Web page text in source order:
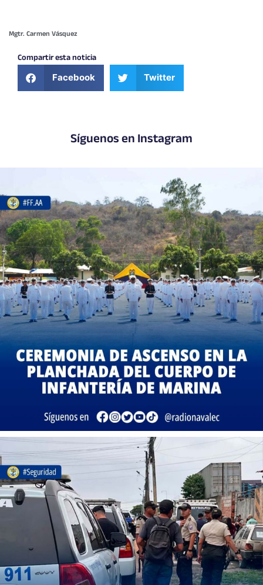
Mgtr. Carmen Vásquez
Compartir esta noticia
Facebook Twitter
Síguenos en Instagram